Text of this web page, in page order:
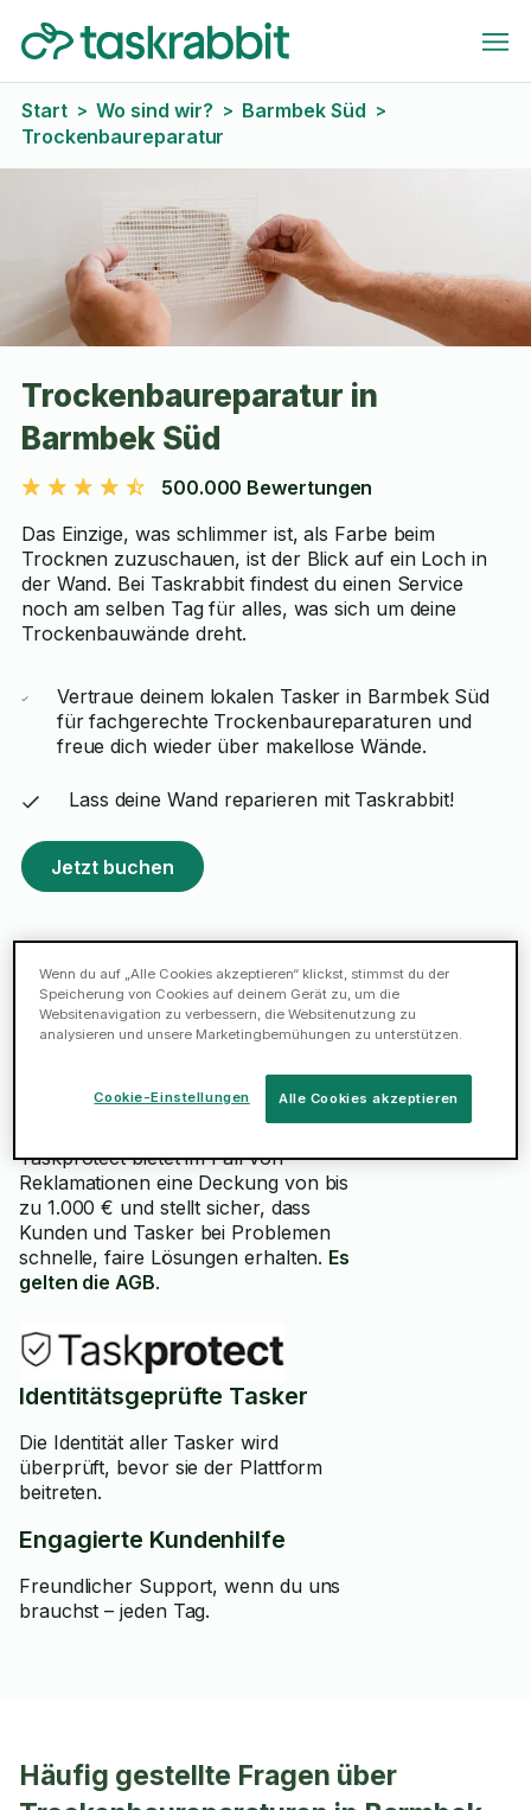
Start > Wo sind wir? > Barmbek Süd >
Trockenbaureparatur
Trockenbaureparatur in
Barmbek Süd
500.000 Bewertungen
Das Einzige, was schlimmer ist, als Farbe beim
Trocknen zuzuschauen, ist der Blick auf ein Loch in
der Wand. Bei Taskrabbit findest du einen Service
noch am selben Tag für alles, was sich um deine
Trockenbauwände dreht.
Vertraue deinem lokalen Tasker in Barmbek Süd
für fachgerechte Trockenbaureparaturen und
freue dich wieder über makellose Wände.
Lass deine Wand reparieren mit Taskrabbit!
Jetzt buchen
Vertrauen beijedem Task.
Vertrauen in jede Aufgabe
Taskprotect bietet im Fall von
Reklamationen eine Deckung von bis
zu 1.000 € und stellt sicher, dass
Kunden und Tasker bei Problemen
schnelle, faire Lösungen erhalten. Es
gelten die AGB.
Identitätsgeprüfte Tasker
Die Identität aller Tasker wird
überprüft, bevor sie der Plattform
beitreten.
Engagierte Kundenhilfe
Freundlicher Support, wenn du uns
brauchst – jeden Tag.
Häufig gestellte Fragen über
Wenn du auf „Alle Cookies akzeptieren“ klickst, stimmst du der
Speicherung von Cookies auf deinem Gerät zu, um die
Websitenavigation zu verbessern, die Websitenutzung zu
analysieren und unsere Marketingbemühungen zu unterstützen.
Alle Cookies akzeptieren
Cookie-Einstellungen